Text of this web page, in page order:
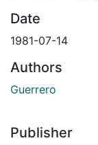
Date
1981-07-14
Authors
Guerrero
Publisher